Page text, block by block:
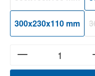
300x230x110 mm